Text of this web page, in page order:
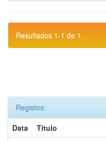
Resultados 1-1 de 1.
Registos:
Data
Título